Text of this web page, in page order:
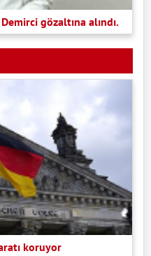
gözaltına alındı.
koruyor